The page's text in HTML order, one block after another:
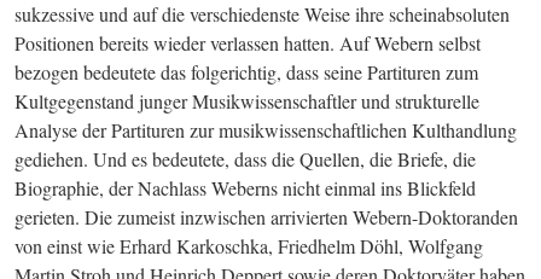
sukzessive und auf die verschiedenste Weise ihre scheinabsoluten
Positionen bereits wieder verlassen hatten. Auf Webern selbst
bezogen bedeutete das folgerichtig, dass seine Partituren zum
Kultgegenstand junger Musikwissenschaftler und strukturelle
Analyse der Partituren zur musikwissenschaftlichen Kulthandlung
gediehen. Und es bedeutete, dass die Quellen, die Briefe, die
Biographie, der Nachlass Weberns nicht einmal ins Blickfeld
gerieten. Die zumeist inzwischen arrivierten Webern-Doktoranden
von einst wie Erhard Karkoschka, Friedhelm Döhl, Wolfgang